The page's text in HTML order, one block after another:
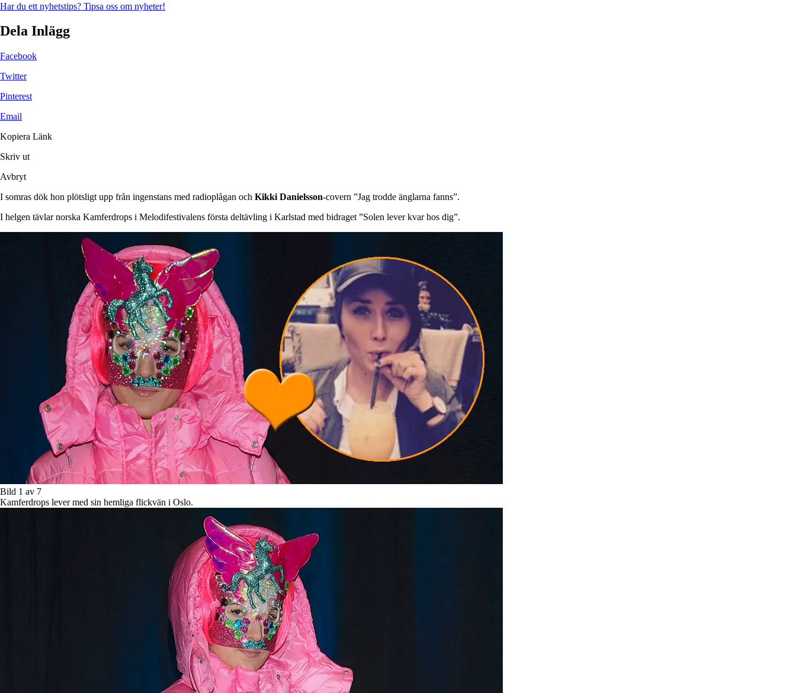
Har du ett nyhetstips? Tipsa oss om nyheter!
Dela Inlägg
Facebook
Twitter
Pinterest
Email
Kopiera Länk
Skriv ut
Avbryt
I somras dök hon plötsligt upp från ingenstans med radioplågan och Kikki Danielsson-covern ”Jag trodde änglarna fanns”.
I helgen tävlar norska Kamferdrops i Melodifestivalens första deltävling i Karlstad med bidraget ”Solen lever kvar hos dig”.
Bild 1 av 7
Kamferdrops lever med sin hemliga flickvän i Oslo.